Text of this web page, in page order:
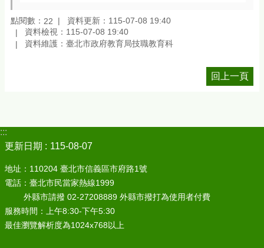
點閱數： 22
資料更新：115-07-08 19:40
資料檢視：115-07-08 19:40
資料維護：臺北市政府教育局技職教育科
回上一頁
:::
更新日期
115-08-07
地址：110204 臺北市信義區市府路1號
電話：臺北市民當家熱線1999
外縣市請撥 02-27208889 外縣市撥打為使用者付費
服務時間：上午8:30-下午5:30
最佳瀏覽解析度為1024x768以上